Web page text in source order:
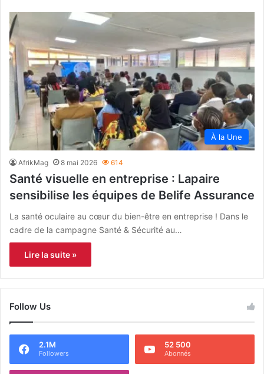
À la Une
AfrikMag 8 mai 2026 614
Santé visuelle en entreprise : Lapaire
sensibilise les équipes de Belife Assurance
La santé oculaire au cœur du bien-être en entreprise ! Dans le
cadre de la campagne Santé & Sécurité au…
Lire la suite »
Follow Us
2.1M
Followers
52 500
Abonnés